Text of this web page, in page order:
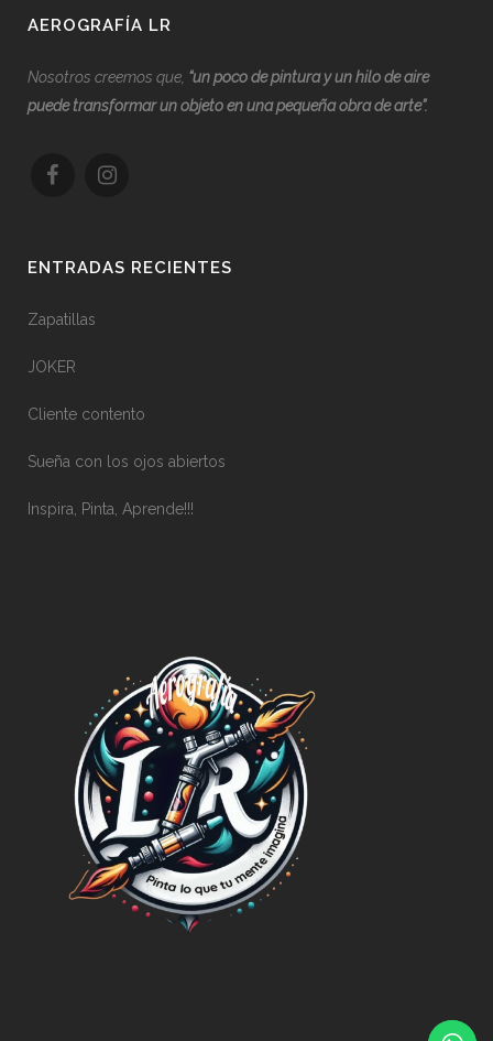
AEROGRAFÍA LR
Nosotros creemos que, “un poco de pintura y un hilo de aire
puede transformar un objeto en una pequeña obra de arte”.
ENTRADAS RECIENTES
Zapatillas
JOKER
Cliente contento
Sueña con los ojos abiertos
Inspira, Pinta, Aprende!!!